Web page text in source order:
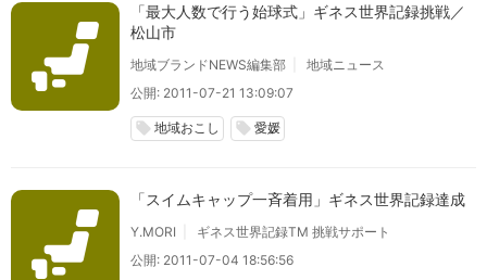
「最大人数で行う始球式」ギネス世界記録挑戦／
松山市
地域ブランドNEWS編集部
地域ニュース
公開: 2011-07-21 13:09:07
local_offer 地域おこし local_offer 愛媛
「スイムキャップ一斉着用」ギネス世界記録達成
Y.MORI
ギネス世界記録TM 挑戦サポート
公開: 2011-07-04 18:56:56